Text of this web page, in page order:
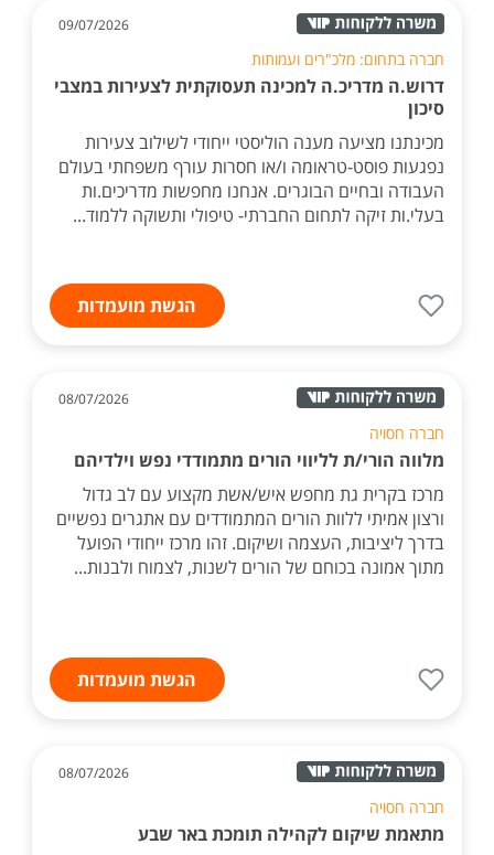
09/07/2026
חברה בתחום: מלכ"רים ועמותות
דרוש.ה מדריכ.ה למכינה תעסוקתית לצעירות במצבי
סיכון
מכינתנו מציעה מענה הוליסטי ייחודי לשילוב צעירות
נפגעות פוסט-טראומה ו/או חסרות עורף משפחתי בעולם
העבודה ובחיים הבוגרים. אנחנו מחפשות מדריכים.ות
בעלי.ות זיקה לתחום החברתי- טיפולי ותשוקה ללמוד...
הגשת מועמדות
08/07/2026
חברה חסויה
מלווה הורי/ת לליווי הורים מתמודדי נפש וילדיהם
מרכז בקרית גת מחפש איש/אשת מקצוע עם לב גדול
ורצון אמיתי ללוות הורים המתמודדים עם אתגרים נפשיים
בדרך ליציבות, העצמה ושיקום. זהו מרכז ייחודי הפועל
מתוך אמונה בכוחם של הורים לשנות, לצמוח ולבנות...
הגשת מועמדות
08/07/2026
חברה חסויה
מתאמת שיקום לקהילה תומכת באר שבע